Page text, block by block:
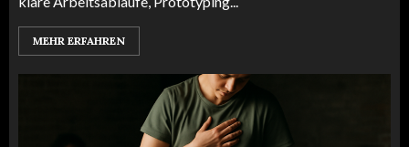
MEHR ERFAHREN